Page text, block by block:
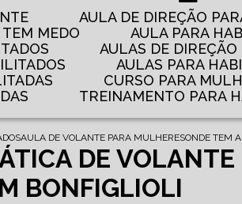
AULA DE DIREÇÃO
TEM MEDO
AULA PARA
AULAS DE
AULAS PARA
CURSO PARA
TREINAMENTO PARA
AULA DE VOLANTE PARA MULHERESONDE TEM
DE
BONFIGLIOLI